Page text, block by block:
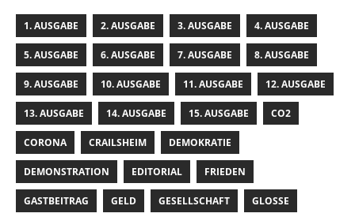
1. AUSGABE 2. AUSGABE 3. AUSGABE 4. AUSGABE
5. AUSGABE 6. AUSGABE 7. AUSGABE 8. AUSGABE
9. AUSGABE 10. AUSGABE 11. AUSGABE 12. AUSGABE
13. AUSGABE 14. AUSGABE 15. AUSGABE CO2
CORONA CRAILSHEIM DEMOKRATIE
DEMONSTRATION EDITORIAL FRIEDEN
GASTBEITRAG GELD GESELLSCHAFT GLOSSE